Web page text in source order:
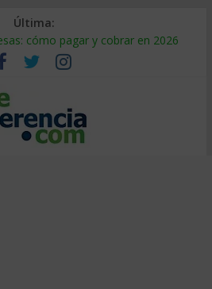
Última:
cómo pagar y cobrar en 2026
es y por qué sale tan caro
cómo auditarla a tiempo
de suministro: qué hacer
UU.: cómo segmentarlo y venderle